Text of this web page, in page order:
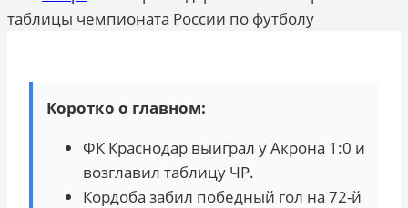
таблицы чемпионата России по футболу
Коротко о главном:
ФК Краснодар выиграл у Акрона 1:0 и
возглавил таблицу ЧР.
Кордоба забил победный гол на 72-й